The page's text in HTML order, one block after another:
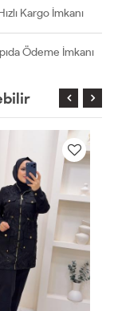
Kargo İmkanı
Ödeme İmkanı